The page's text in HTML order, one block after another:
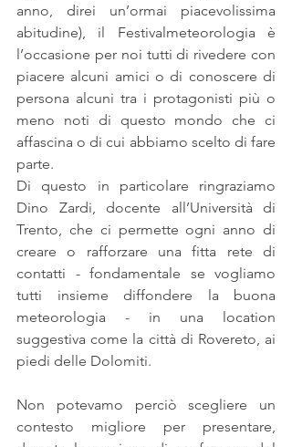
anno, direi un’ormai piacevolissima
abitudine), il Festivalmeteorologia è
l’occasione per noi tutti di rivedere con
piacere alcuni amici o di conoscere di
persona alcuni tra i protagonisti più o
meno noti di questo mondo che ci
affascina o di cui abbiamo scelto di fare
parte.
Di questo in particolare ringraziamo
Dino Zardi, docente all’Università di
Trento, che ci permette ogni anno di
creare o rafforzare una fitta rete di
contatti - fondamentale se vogliamo
tutti insieme diffondere la buona
meteorologia - in una location
suggestiva come la città di Rovereto, ai
piedi delle Dolomiti.
Non potevamo perciò scegliere un
contesto migliore per presentare,